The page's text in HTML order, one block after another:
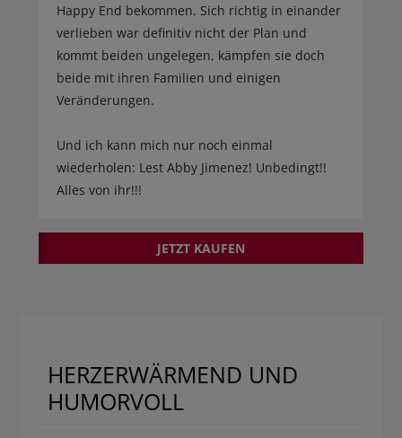
Happy End bekommen. Sich richtig in einander
verlieben war definitiv nicht der Plan und
kommt beiden ungelegen, kämpfen sie doch
beide mit ihren Familien und einigen
Veränderungen.
Und ich kann mich nur noch einmal
wiederholen: Lest Abby Jimenez! Unbedingt!!
Alles von ihr!!!
JETZT KAUFEN
HERZERWÄRMEND UND
HUMORVOLL